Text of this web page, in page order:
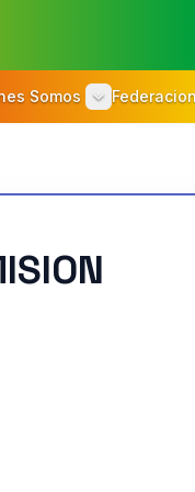
Somos